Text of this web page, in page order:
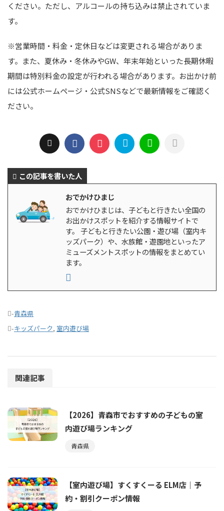
ください。ただし、アルコールの持ち込みは禁止されていま
す。
※営業時間・料金・定休日などは変更される場合がありま
す。また、夏休み・冬休みやGW、年末年始といった長期休暇
期間は特別料金の設定が行われる場合があります。お出かけ前
には公式ホームページ・公式SNSなどで最新情報をご確認く
ださい。
この記事を書いた人
おでかけひまじ
おでかけひまじは、子どもと行きたい全国の
お出かけスポットを紹介する情報サイトで
す。 子どもと行きたい公園・遊び場（室内キ
ッズパーク）や、水族館・遊園地といったア
ミューズメントスポットの情報をまとめてい
ます。
-青森県
-キッズパーク, 室内遊び場
関連記事
【2026】青森市でおすすめの子どもの室
内遊び場ランキング
青森県
【室内遊び場】すくすくーる ELM店｜予
約・割引クーポン情報